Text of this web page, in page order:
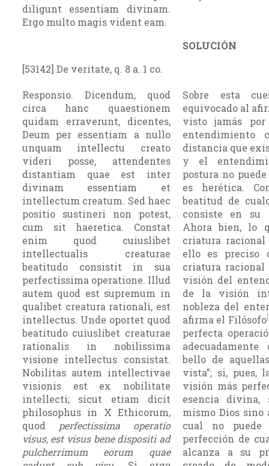
diligunt essentiam divinam.
Ergo multo magis vident eam.
SOLUCIÓN
[53142] De veritate, q. 8 a. 1 co.
Responsio. Dicendum, quod
circa hanc quaestionem
quidam erraverunt, dicentes,
Deum per essentiam a nullo
unquam intellectu creato
videri posse, attendentes
distantiam quae est inter
divinam essentiam et
intellectum creatum. Sed haec
positio sustineri non potest,
cum sit haeretica. Constat
enim quod cuiuslibet
intellectualis creaturae
beatitudo consistit in sua
perfectissima operatione. Illud
autem quod est supremum in
qualibet creatura rationali, est
intellectus. Unde oportet quod
beatitudo cuiuslibet creaturae
rationalis in nobilissima
visione intellectus consistat.
Nobilitas autem intellectivae
visionis est ex nobilitate
intellecti; sicut etiam dicit
philosophus in X Ethicorum,
quod
perfectissima operatio
visus, est visus bene dispositi ad
pulcherrimum eorum quae
Sobre esta
equivocado al
visto jamás
entendimiento
distancia que
y el
postura no
es herética.
beatitud de
consiste en su
Ahora bien, lo
criatura
ello es preciso
criatura racional
visión del
de la visión
nobleza del
afirma el Filósofo
perfecta
bello de
vista”; si, pues,
visión más
esencia
mismo Dios sino
cual no
perfección de
alcanza a su